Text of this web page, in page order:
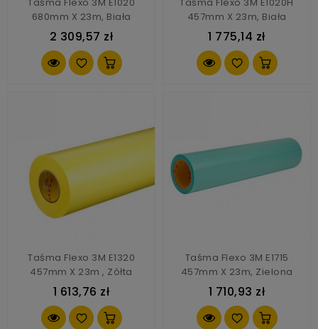
680mm X 23m, Biała
2 309,57 zł
457mm X 23m, Biała
1 775,14 zł
Taśma Flexo 3M E1320
457mm X 23m , Zółta
1 613,76 zł
Taśma Flexo 3M E1715
457mm X 23m, Zielona
1 710,93 zł